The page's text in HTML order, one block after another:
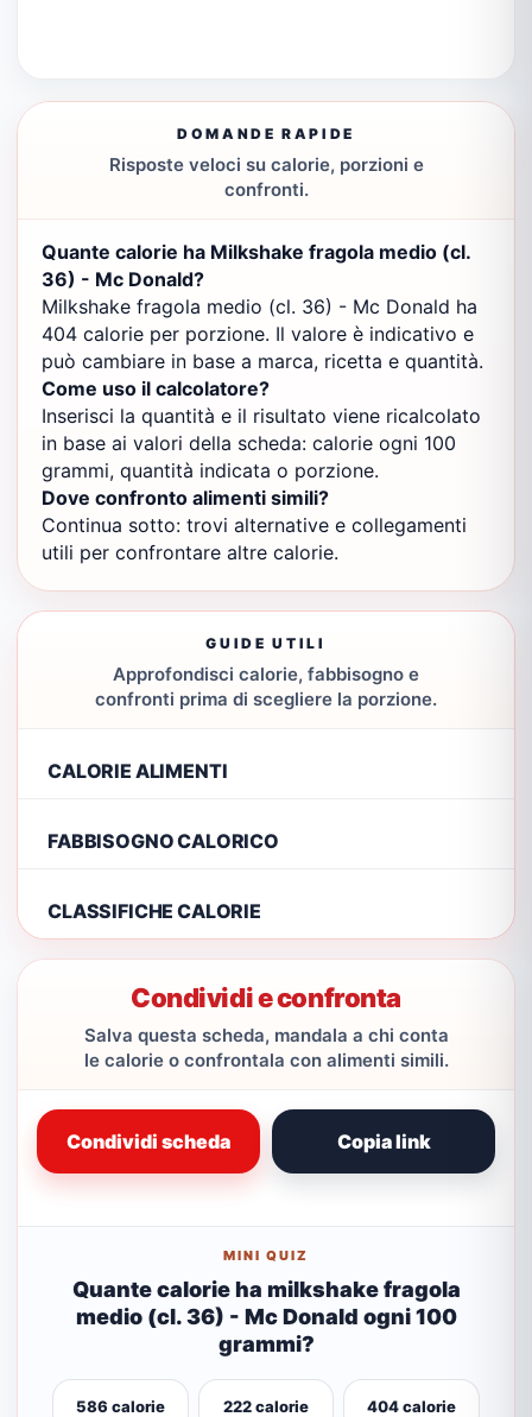
DOMANDE RAPIDE
Risposte veloci su calorie, porzioni e
confronti.
Quante calorie ha Milkshake fragola medio (cl.
36) - Mc Donald?
Milkshake fragola medio (cl. 36) - Mc Donald ha
404 calorie per porzione. Il valore è indicativo e
può cambiare in base a marca, ricetta e quantità.
Come uso il calcolatore?
Inserisci la quantità e il risultato viene ricalcolato
in base ai valori della scheda: calorie ogni 100
grammi, quantità indicata o porzione.
Dove confronto alimenti simili?
Continua sotto: trovi alternative e collegamenti
utili per confrontare altre calorie.
GUIDE UTILI
Approfondisci calorie, fabbisogno e
confronti prima di scegliere la porzione.
CALORIE ALIMENTI
FABBISOGNO CALORICO
CLASSIFICHE CALORIE
Condividi e confronta
Salva questa scheda, mandala a chi conta
le calorie o confrontala con alimenti simili.
Condividi scheda Copia link
MINI QUIZ
Quante calorie ha milkshake fragola
medio (cl. 36) - Mc Donald ogni 100
grammi?
586 calorie 222 calorie 404 calorie